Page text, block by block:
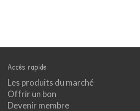
Accès rapide
Les produits du marché
Offrir un bon
Devenir membre